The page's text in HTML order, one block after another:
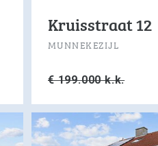
Kruisstraat 12
MUNNEKEZIJL
€ 199.000 k.k.